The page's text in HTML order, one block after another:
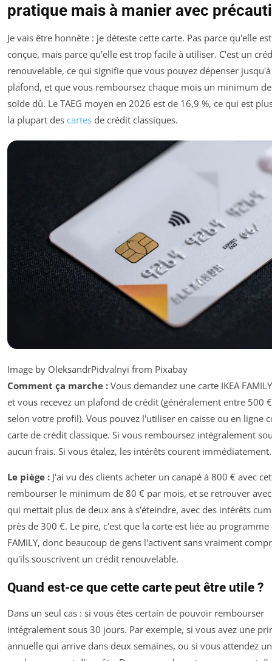
pratique mais à manier avec
Je vais être honnête : je déteste cette carte. Pas parce qu'elle
conçue, mais parce qu'elle est trop facile à utiliser. C'est un
renouvelable, ce qui signifie que vous pouvez dépenser
plafond, et que vous remboursez chaque mois un minimum
solde dû. Le TAEG moyen en 2026 est de 16,9 %, ce qui est
la plupart des cartes de crédit classiques.
Image by OleksandrPidvalnyi from Pixabay
Comment ça marche : Vous demandez une carte IKEA
et vous recevez un plafond de crédit (généralement entre 500
selon votre profil). Vous pouvez l'utiliser en caisse ou en ligne
carte de crédit classique. Si vous remboursez intégralement
aucun frais. Si vous étalez, les intérêts courent immédiatement.
Le piège : J'ai vu des clients acheter un canapé à 800 € avec
rembourser le minimum de 80 € par mois, et se retrouver
qui mettait plus de deux ans à s'éteindre, avec des intérêts
près de 300 €. Le pire, c'est que la carte est liée au
FAMILY, donc beaucoup de gens l'activent sans vraiment
qu'ils souscrivent un crédit renouvelable.
Quand est-ce que cette carte peut être utile ?
Dans un seul cas : si vous êtes certain de pouvoir rembourser
intégralement sous 30 jours. Par exemple, si vous avez une
annuelle qui arrive dans deux semaines, ou si vous attendez un